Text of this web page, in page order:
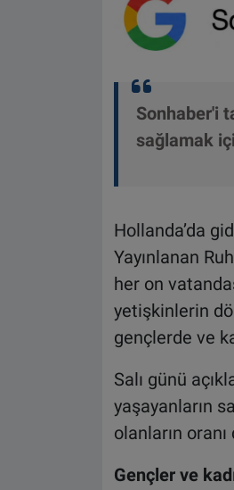
Sonhaber'i
sağlamak
Hollanda’da
Yayınlanan
her on
yetişkinlerin
gençlerde ve
Salı günü
yaşayanların
olanların
Gençler ve